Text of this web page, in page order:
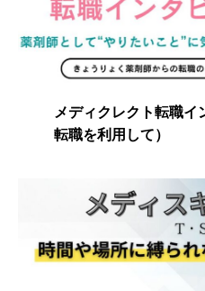
メディクレクト転職イ
転職を利用して）